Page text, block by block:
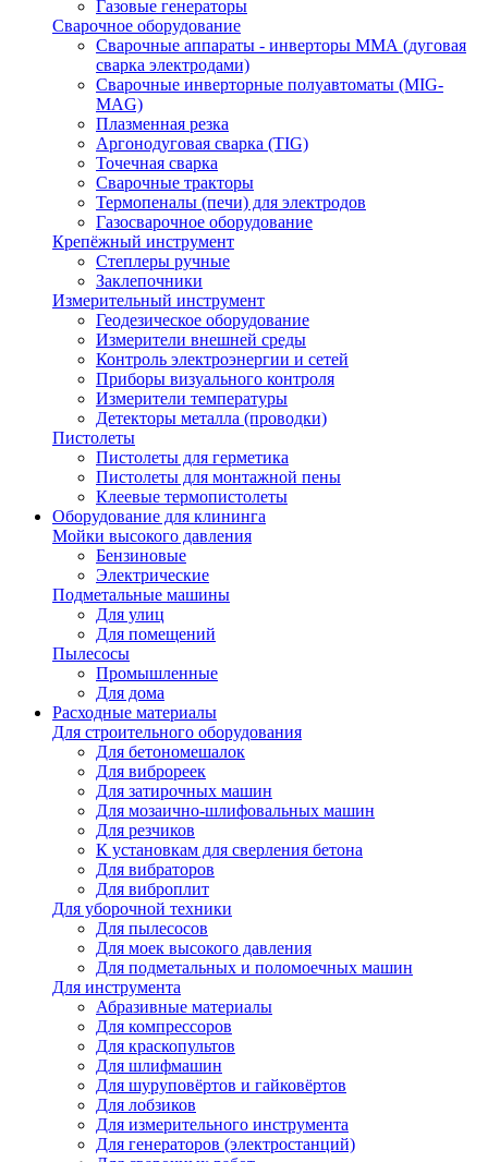
Газовые генераторы
Сварочное оборудование
Сварочные аппараты - инверторы ММА (дуговая
сварка электродами)
Сварочные инверторные полуавтоматы (MIG-
MAG)
Плазменная резка
Аргонодуговая сварка (TIG)
Точечная сварка
Сварочные тракторы
Термопеналы (печи) для электродов
Газосварочное оборудование
Крепёжный инструмент
Степлеры ручные
Заклепочники
Измерительный инструмент
Геодезическое оборудование
Измерители внешней среды
Контроль электроэнергии и сетей
Приборы визуального контроля
Измерители температуры
Детекторы металла (проводки)
Пистолеты
Пистолеты для герметика
Пистолеты для монтажной пены
Клеевые термопистолеты
Оборудование для клининга
Мойки высокого давления
Бензиновые
Электрические
Подметальные машины
Для улиц
Для помещений
Пылесосы
Промышленные
Для дома
Расходные материалы
Для строительного оборудования
Для бетономешалок
Для виброреек
Для затирочных машин
Для мозаично-шлифовальных машин
Для резчиков
К установкам для сверления бетона
Для вибраторов
Для виброплит
Для уборочной техники
Для пылесосов
Для моек высокого давления
Для подметальных и поломоечных машин
Для инструмента
Абразивные материалы
Для компрессоров
Для краскопультов
Для шлифмашин
Для шуруповёртов и гайковёртов
Для лобзиков
Для измерительного инструмента
Для генераторов (электростанций)